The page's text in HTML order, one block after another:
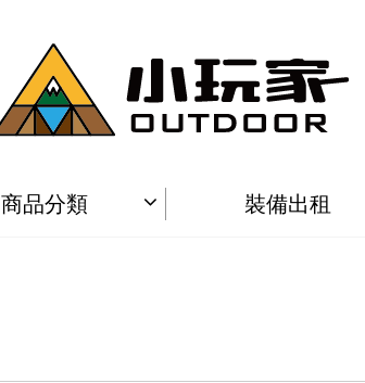
商品分類 裝備出租